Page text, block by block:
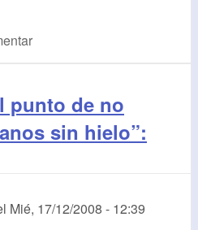
punto de no
sin hielo”:
Mié, 17/12/2008 - 12:39